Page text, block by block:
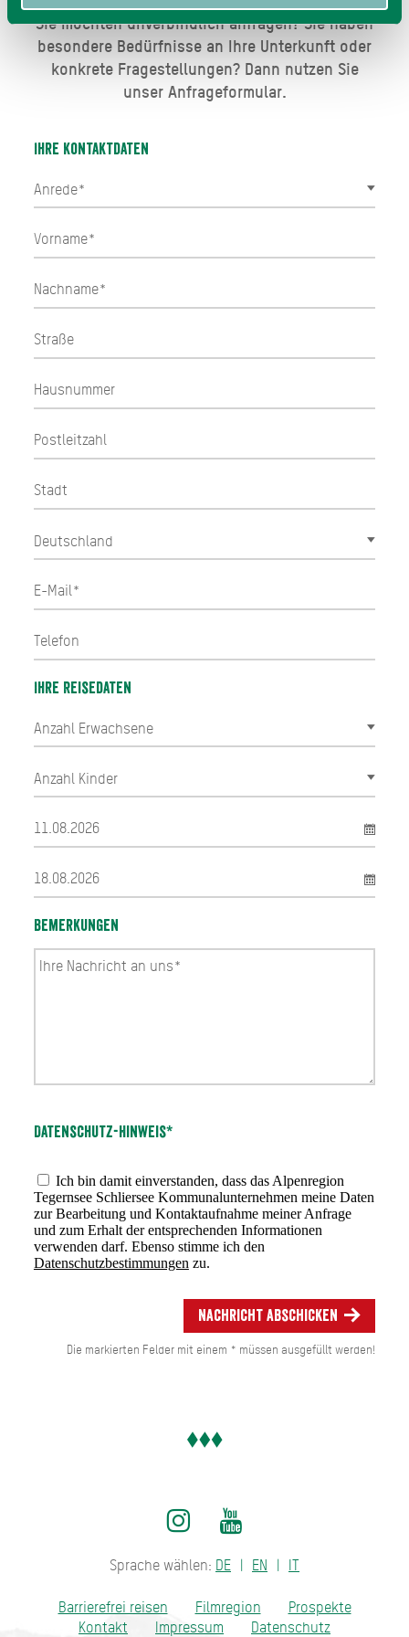
Sie möchten unverbindlich anfragen? Sie haben
besondere Bedürfnisse an Ihre Unterkunft oder
konkrete Fragestellungen? Dann nutzen Sie
unser Anfrageformular.
Ihre Kontaktdaten
Ihre Reisedaten
Bemerkungen
Datenschutz-Hinweis*
Ich bin damit einverstanden, dass das Alpenregion
Tegernsee Schliersee Kommunalunternehmen meine Daten
zur Bearbeitung und Kontaktaufnahme meiner Anfrage
und zum Erhalt der entsprechenden Informationen
verwenden darf. Ebenso stimme ich den
Datenschutzbestimmungen zu.
Nachricht abschicken
Die markierten Felder mit einem * müssen ausgefüllt werden!
Sprache wählen: DE EN IT
Barrierefrei reisen Filmregion
Prospekte
Kontakt
Impressum Datenschutz